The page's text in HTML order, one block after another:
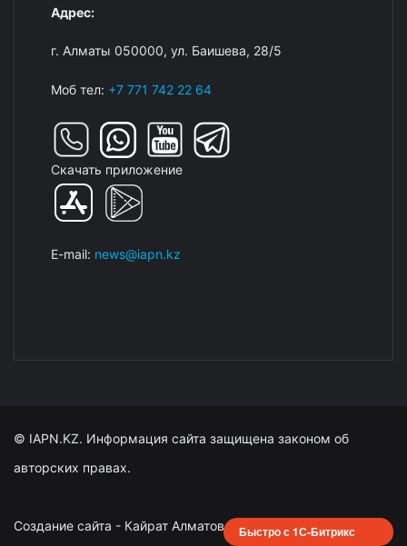
Адрес:
г. Алматы 050000, ул. Баишева, 28/5
Моб тел: +7 771 742 22 64
Скачать приложение
E-mail: news@iapn.kz
© IAPN.KZ. Информация сайта защищена законом об
авторских правах.
Создание сайта - Кайрат Алматов Быстро с 1С-Битрикс